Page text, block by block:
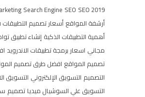
Search Engine SEO SEO 2019
أرشفة المواقع أسعار تصميم
أهمية التطبيقات الذكية إنشاء تطبيق
مجاني اسعار برمجة تطبيقات الاندرويد
تصميم المواقع افضل طرق تصميم
التصميم التسويق الإلكتروني التسويق
التسويق علي السوشيال ميديا تصميم